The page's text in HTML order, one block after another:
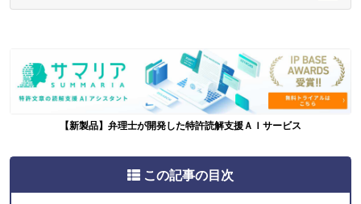
【新製品】弁理士が開発した特許読解支援ＡＩサービス
この記事の目次